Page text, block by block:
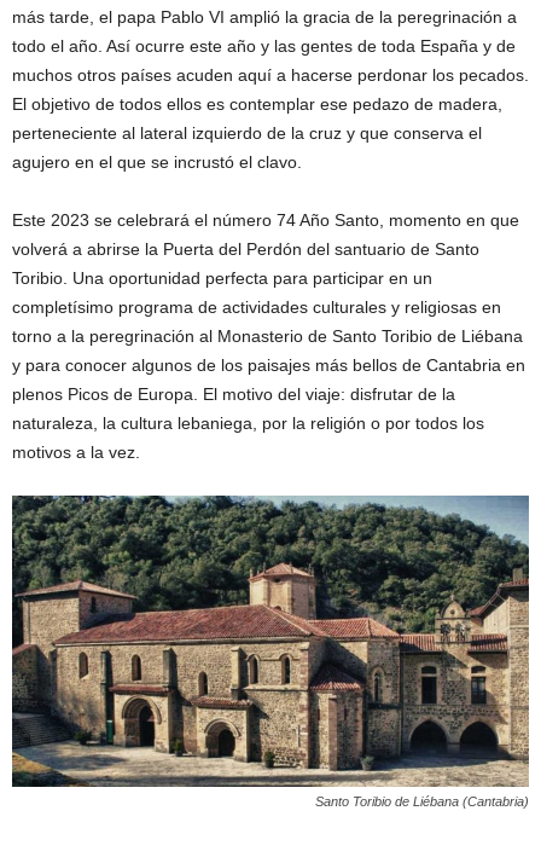
más tarde, el papa Pablo VI amplió la gracia de la peregrinación a
todo el año. Así ocurre este año y las gentes de toda España y de
muchos otros países acuden aquí a hacerse perdonar los pecados.
El objetivo de todos ellos es contemplar ese pedazo de madera,
perteneciente al lateral izquierdo de la cruz y que conserva el
agujero en el que se incrustó el clavo.
Este 2023 se celebrará el número 74 Año Santo, momento en que
volverá a abrirse la Puerta del Perdón del santuario de Santo
Toribio. Una oportunidad perfecta para participar en un
completísimo programa de actividades culturales y religiosas en
torno a la peregrinación al Monasterio de Santo Toribio de Liébana
y para conocer algunos de los paisajes más bellos de Cantabria en
plenos Picos de Europa. El motivo del viaje: disfrutar de la
naturaleza, la cultura lebaniega, por la religión o por todos los
motivos a la vez.
Santo Toribio de Liébana (Cantabria)